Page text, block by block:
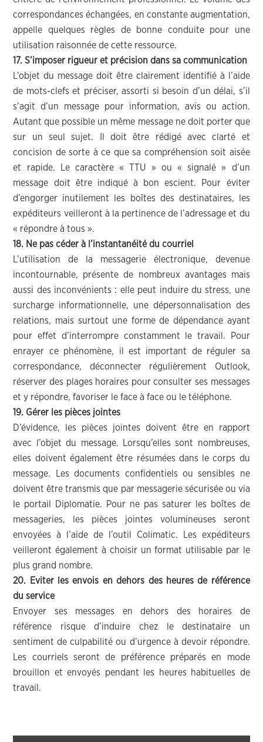
correspondances échangées, en constante augmentation,
appelle quelques règles de bonne conduite pour une
utilisation raisonnée de cette ressource.
17. S’imposer rigueur et précision dans sa communication
L’objet du message doit être clairement identifié à l’aide
de mots-clefs et préciser, assorti si besoin d’un délai, s’il
s’agit d’un message pour information, avis ou action.
Autant que possible un même message ne doit porter que
sur un seul sujet. Il doit être rédigé avec clarté et
concision de sorte à ce que sa compréhension soit aisée
et rapide. Le caractère « TTU » ou « signalé » d’un
message doit être indiqué à bon escient. Pour éviter
d’engorger inutilement les boîtes des destinataires, les
expéditeurs veilleront à la pertinence de l’adressage et du
« répondre à tous ».
18. Ne pas céder à l’instantanéité du courriel
L’utilisation de la messagerie électronique, devenue
incontournable, présente de nombreux avantages mais
aussi des inconvénients : elle peut induire du stress, une
surcharge informationnelle, une dépersonnalisation des
relations, mais surtout une forme de dépendance ayant
pour effet d’interrompre constamment le travail. Pour
enrayer ce phénomène, il est important de réguler sa
correspondance, déconnecter régulièrement Outlook,
réserver des plages horaires pour consulter ses messages
et y répondre, favoriser le face à face ou le téléphone.
19. Gérer les pièces jointes
D’évidence, les pièces jointes doivent être en rapport
avec l’objet du message. Lorsqu’elles sont nombreuses,
elles doivent également être résumées dans le corps du
message. Les documents confidentiels ou sensibles ne
doivent être transmis que par messagerie sécurisée ou via
le portail Diplomatie. Pour ne pas saturer les boîtes de
messageries, les pièces jointes volumineuses seront
envoyées à l’aide de l’outil Colimatic. Les expéditeurs
veilleront également à choisir un format utilisable par le
plus grand nombre.
20. Eviter les envois en dehors des heures de référence
du service
Envoyer ses messages en dehors des horaires de
référence risque d’induire chez le destinataire un
sentiment de culpabilité ou d’urgence à devoir répondre.
Les courriels seront de préférence préparés en mode
brouillon et envoyés pendant les heures habituelles de
travail.